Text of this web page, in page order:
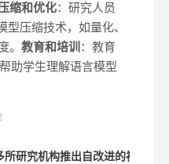
缩和优化：研究人员
压缩技术，如量化、
。 教育和培训 ：教育
助学生理解语言模型
研究机构推出自改进的视频生